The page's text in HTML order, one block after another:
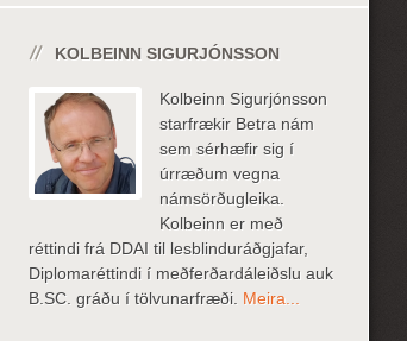
KOLBEINN SIGURJÓNSSON
Kolbeinn Sigurjónsson
starfrækir Betra nám
sem sérhæfir sig í
úrræðum vegna
námsörðugleika.
Kolbeinn er með
réttindi frá DDAI til lesblinduráðgjafar,
Diplomaréttindi í meðferðardáleiðslu auk
B.SC. gráðu í tölvunarfræði. Meira...